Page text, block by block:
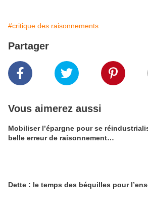
#critique des raisonnements
Partager
Vous aimerez aussi
Mobiliser l’épargne pour se
belle erreur de raisonnement…
Dette : le temps des béquilles pour